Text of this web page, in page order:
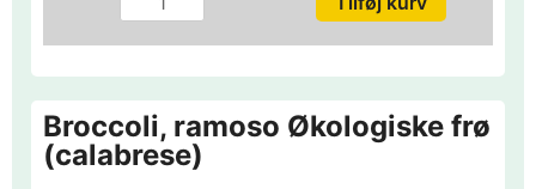
Broccoli, ramoso Økologiske frø
(calabrese)